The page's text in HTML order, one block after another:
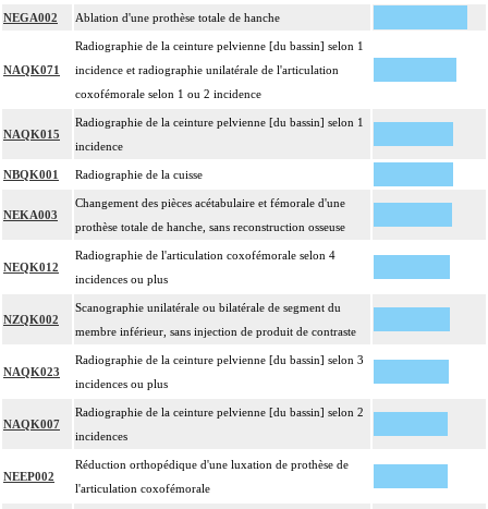
NEGA002 Ablation d'une prothèse totale de hanche
NAQK071
Radiographie de la ceinture pelvienne [du bassin] selon 1
incidence et radiographie unilatérale de l'articulation
coxofémorale selon 1 ou 2 incidence
NAQK015
Radiographie de la ceinture pelvienne [du bassin] selon 1
incidence
NBQK001 Radiographie de la cuisse
NEKA003
Changement des pièces acétabulaire et fémorale d'une
prothèse totale de hanche, sans reconstruction osseuse
NEQK012
Radiographie de l'articulation coxofémorale selon 4
incidences ou plus
NZQK002
Scanographie unilatérale ou bilatérale de segment du
membre inférieur, sans injection de produit de contraste
NAQK023
Radiographie de la ceinture pelvienne [du bassin] selon 3
incidences ou plus
NAQK007
Radiographie de la ceinture pelvienne [du bassin] selon 2
incidences
NEEP002
Réduction orthopédique d'une luxation de prothèse de
l'articulation coxofémorale